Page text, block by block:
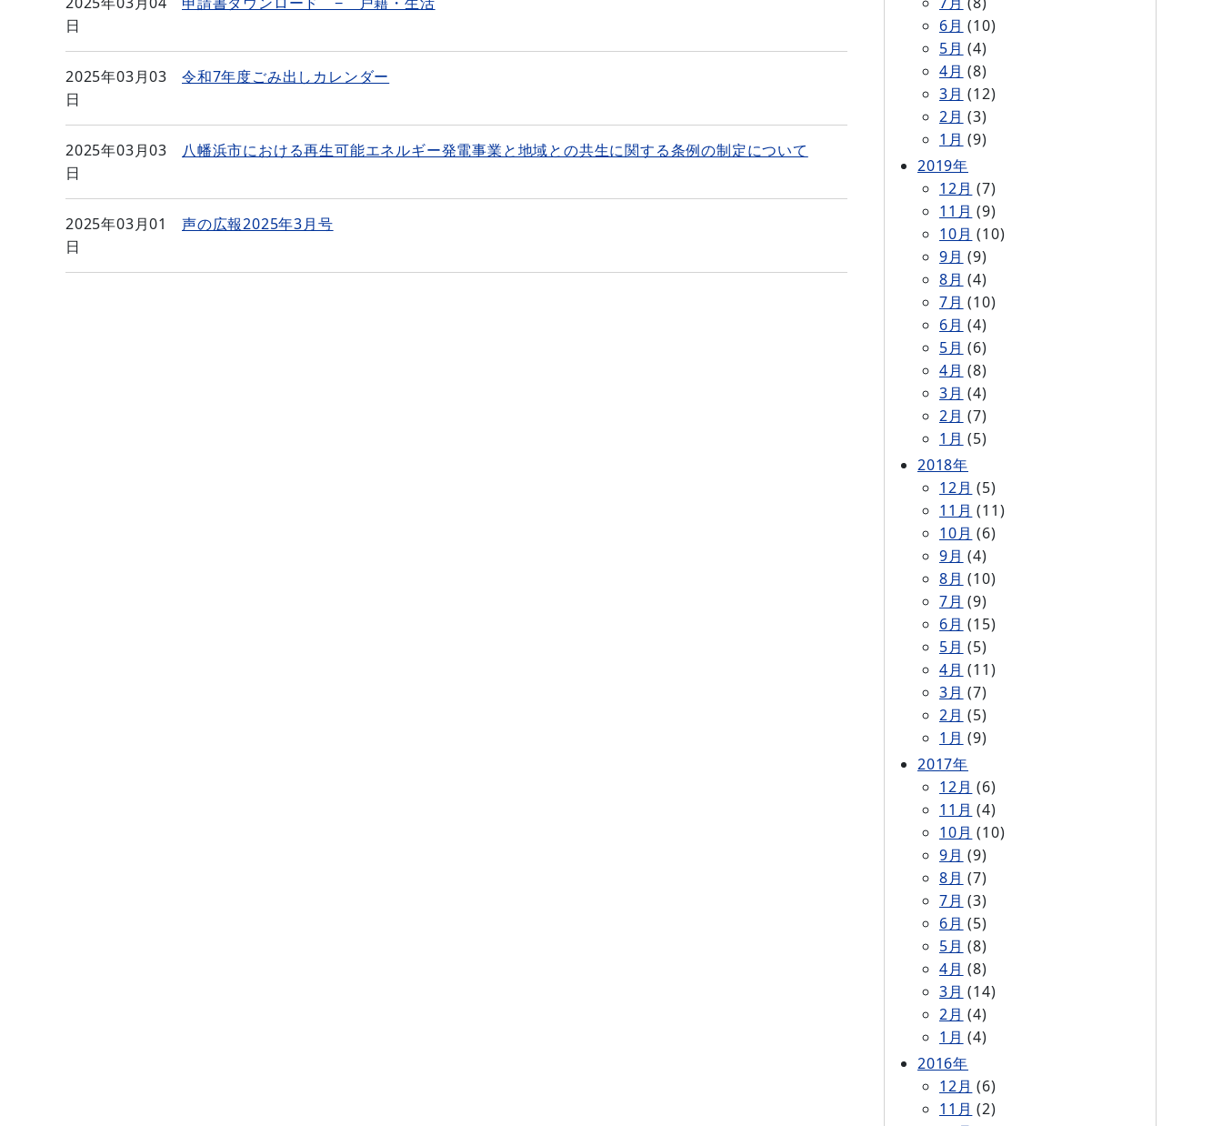
日
2025年03月03
日
令和7年度ごみ出しカレンダー
2025年03月03
日
八幡浜市における再生可能エネルギー発電事業と地域との共生に関する条例の制定について
2025年03月01
日
声の広報2025年3月号
6月 (10)
5月 (4)
4月 (8)
3月 (12)
2月 (3)
1月 (9)
2019年
12月 (7)
11月 (9)
10月 (10)
9月 (9)
8月 (4)
7月 (10)
6月 (4)
5月 (6)
4月 (8)
3月 (4)
2月 (7)
1月 (5)
2018年
12月 (5)
11月 (11)
10月 (6)
9月 (4)
8月 (10)
7月 (9)
6月 (15)
5月 (5)
4月 (11)
3月 (7)
2月 (5)
1月 (9)
2017年
12月 (6)
11月 (4)
10月 (10)
9月 (9)
8月 (7)
7月 (3)
6月 (5)
5月 (8)
4月 (8)
3月 (14)
2月 (4)
1月 (4)
2016年
12月 (6)
11月 (2)